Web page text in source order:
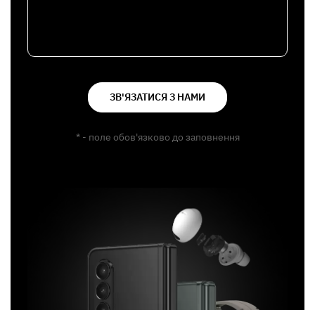
ЗВ'ЯЗАТИСЯ З НАМИ
* - поле обов'язково до заповнення